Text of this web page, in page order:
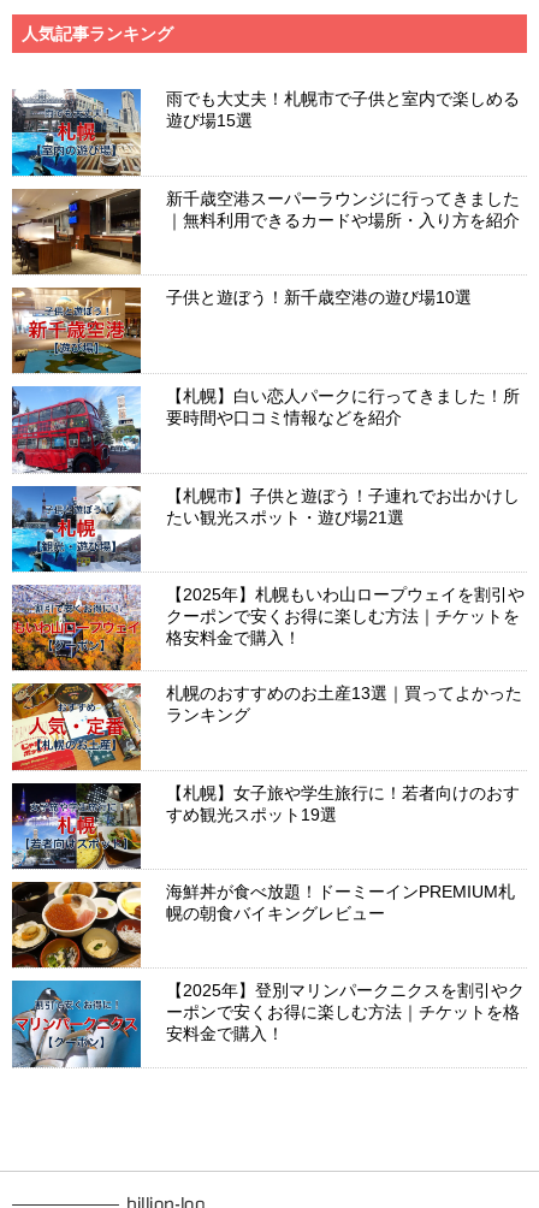
人気記事ランキング
雨でも大丈夫！札幌市で子供と室内で楽しめる
遊び場15選
新千歳空港スーパーラウンジに行ってきました
｜無料利用できるカードや場所・入り方を紹介
子供と遊ぼう！新千歳空港の遊び場10選
【札幌】白い恋人パークに行ってきました！所
要時間や口コミ情報などを紹介
【札幌市】子供と遊ぼう！子連れでお出かけし
たい観光スポット・遊び場21選
【2025年】札幌もいわ山ロープウェイを割引や
クーポンで安くお得に楽しむ方法｜チケットを
格安料金で購入！
札幌のおすすめのお土産13選｜買ってよかった
ランキング
【札幌】女子旅や学生旅行に！若者向けのおす
すめ観光スポット19選
海鮮丼が食べ放題！ドーミーインPREMIUM札
幌の朝食バイキングレビュー
【2025年】登別マリンパークニクスを割引やク
ーポンで安くお得に楽しむ方法｜チケットを格
安料金で購入！